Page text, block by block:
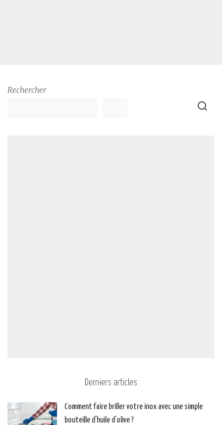
Rechercher
Derniers articles
Comment faire briller votre inox avec une simple
bouteille d’huile d’olive ?